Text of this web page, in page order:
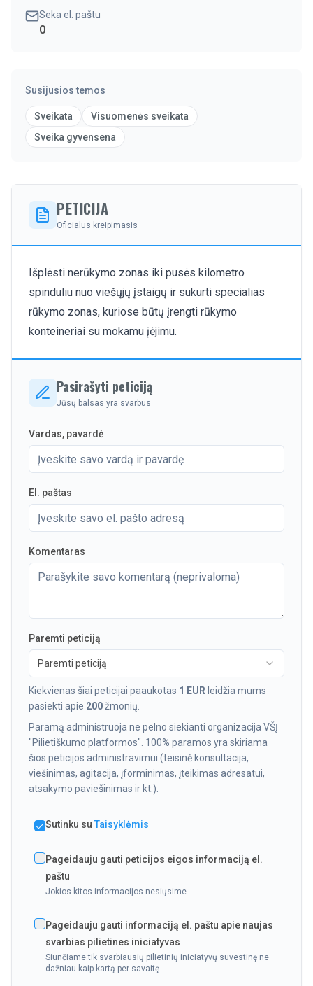
Seka el. paštu
0
Susijusios temos
Sveikata
Visuomenės sveikata
Sveika gyvensena
PETICIJA
Oficialus kreipimasis
Išplėsti nerūkymo zonas iki pusės kilometro
spinduliu nuo viešųjų įstaigų ir sukurti specialias
rūkymo zonas, kuriose būtų įrengti rūkymo
konteineriai su mokamu įėjimu.
Pasirašyti peticiją
Jūsų balsas yra svarbus
Vardas, pavardė
El. paštas
Komentaras
Paremti peticiją
Paremti peticiją
Kiekvienas šiai peticijai paaukotas 1 EUR leidžia mums
pasiekti apie 200žmonių.
Paramą administruoja ne pelno siekianti organizacija VŠĮ
"Pilietiškumo platformos". 100% paramos yra skiriama
šios peticijos administravimui (teisinė konsultacija,
viešinimas, agitacija, įforminimas, įteikimas adresatui,
atsakymo paviešinimas ir kt.).
Sutinku su Taisyklėmis
Pageidauju gauti peticijos eigos informaciją el.
paštu
Jokios kitos informacijos nesiųsime
Pageidauju gauti informaciją el. paštu apie naujas
svarbias pilietines iniciatyvas
Siunčiame tik svarbiausių pilietinių iniciatyvų suvestinę ne
dažniau kaip kartą per savaitę